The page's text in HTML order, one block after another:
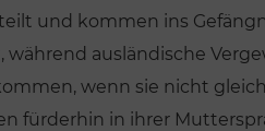
und kommen ins
ausländische
wenn sie nicht
fürderhin in ihrer